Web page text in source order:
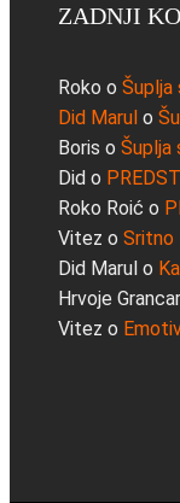
ZADNJI
Roko o Šuplja
Did Marul o
Boris o Šuplja
Did o
Roko Roić o
Vitez o Sritno
Did Marul o
Hrvoje
Vitez o